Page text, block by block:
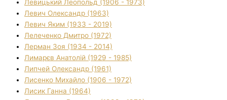
Левицький Леопольд (1906 - 1973)
Левич Олександр (1963)
Левич Яким (1933 - 2019)
Лелеченко Дмитро (1972)
Лерман Зоя (1934 - 2014)
Лимарєв Анатолій (1929 - 1985)
Липчей Олександр (1961)
Лисенко Михайло (1906 - 1972)
Лисик Ганна (1964)